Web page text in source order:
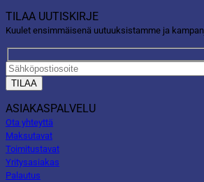
TILAA UUTISKIRJE
Kuulet ensimmäisenä uutuuksistamme ja
ASIAKASPALVELU
Ota yhteyttä
Maksutavat
Toimitustavat
Yritysasiakas
Palautus